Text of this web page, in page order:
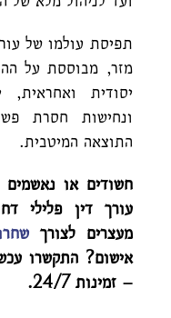
תפיסת עולמו של
מזר, מבוססת על
יסודית ואחראית,
ונחישות חסרת
התוצאה המיטבית.
חשודים או נאשמים
עורך דין פלילי
מעצרים לצורך
אישום? התקשרו
– זמינות 24/7.